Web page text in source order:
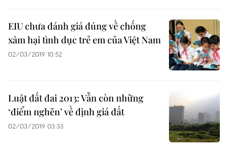
EIU chưa đánh giá đúng về chống
xâm hại tình dục trẻ em của Việt Nam
02/03/2019 10:52
Luật đất đai 2013: Vẫn còn những
‘điểm nghẽn’ về định giá đất
02/03/2019 03:33